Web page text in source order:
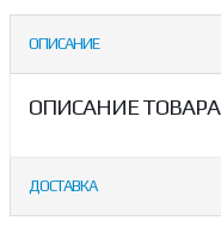
ОПИСАНИЕ
ОПИСАНИЕ ТОВАРА
ДОСТАВКА